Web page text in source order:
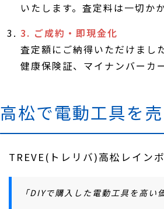
いたします。査定料は一切か
3. ご成約・即現金化
査定額にご納得いただけまし
健康保険証、マイナンバーカ
高松で電動工具を
TREVE(トレリバ)高松レイン
「DIYで購入した電動工具を高い